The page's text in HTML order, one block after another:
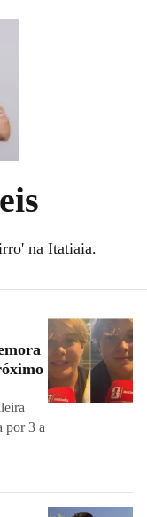
na Itatiaia.
por 3 a